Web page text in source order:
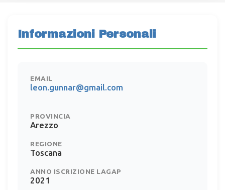
Informazioni Personali
EMAIL
leon.gunnar@gmail.com
PROVINCIA
Arezzo
REGIONE
Toscana
ANNO ISCRIZIONE LAGAP
2021